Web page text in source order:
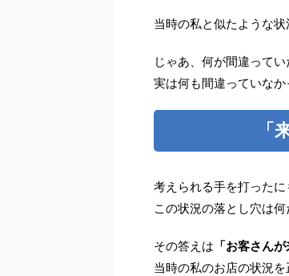
当時の私と似たような
じゃあ、何が間違ってい
実は何も間違っていなか
「
考えられる手を打ったに
この状況の落とし穴は何
その答えは 「お客さんが
当時の私のお店の状況